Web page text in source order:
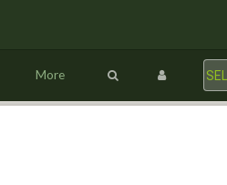
More